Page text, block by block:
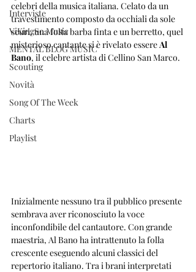
Interviste
ViKingSo Music
MENTAL BLOG MUSIC
Scouting
Novità
Song Of The Week
Charts
Playlist
celebri della musica italiana. Celato da un
travestimento composto da occhiali da sole
scuri, una folta barba finta e un berretto, quel
misterioso cantante si è rivelato essere Al
Bano, il celebre artista di Cellino San Marco.
Inizialmente nessuno tra il pubblico presente
sembrava aver riconosciuto la voce
inconfondibile del cantautore. Con grande
maestria, Al Bano ha intrattenuto la folla
crescente eseguendo alcuni classici del
repertorio italiano. Tra i brani interpretati